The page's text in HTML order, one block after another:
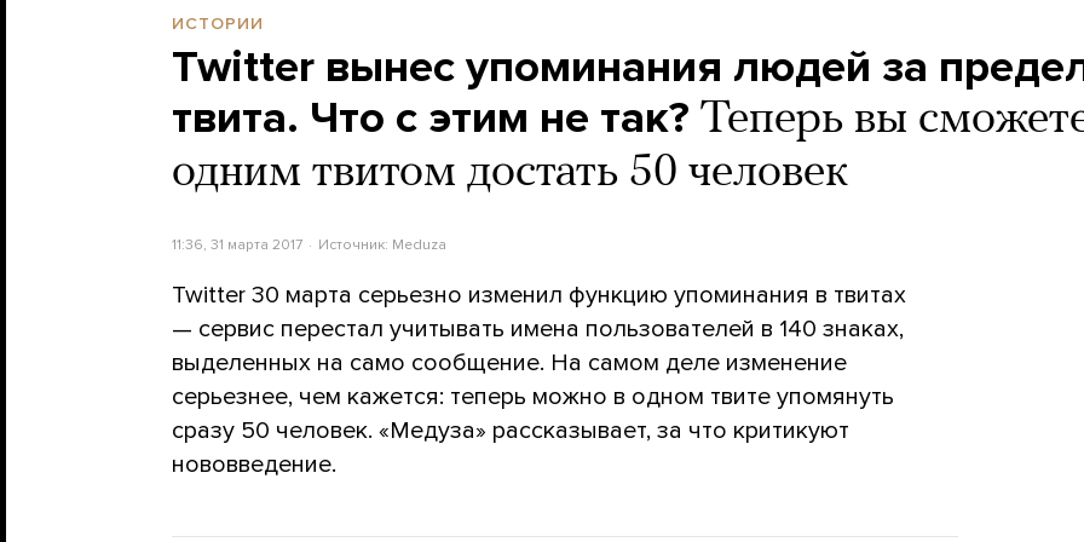
ИСТОРИИ
Twitter вынес упоминания людей за
твита. Что с этим не так? Теперь вы
одним твитом достать 50 человек
11:36, 31 марта 2017 Источник: Meduza
Twitter 30 марта серьезно изменил функцию упоминания в твитах
— сервис перестал учитывать имена пользователей в 140 знаках,
выделенных на само сообщение. На самом деле изменение
серьезнее, чем кажется: теперь можно в одном твите упомянуть
сразу 50 человек. «Медуза» рассказывает, за что критикуют
нововведение.